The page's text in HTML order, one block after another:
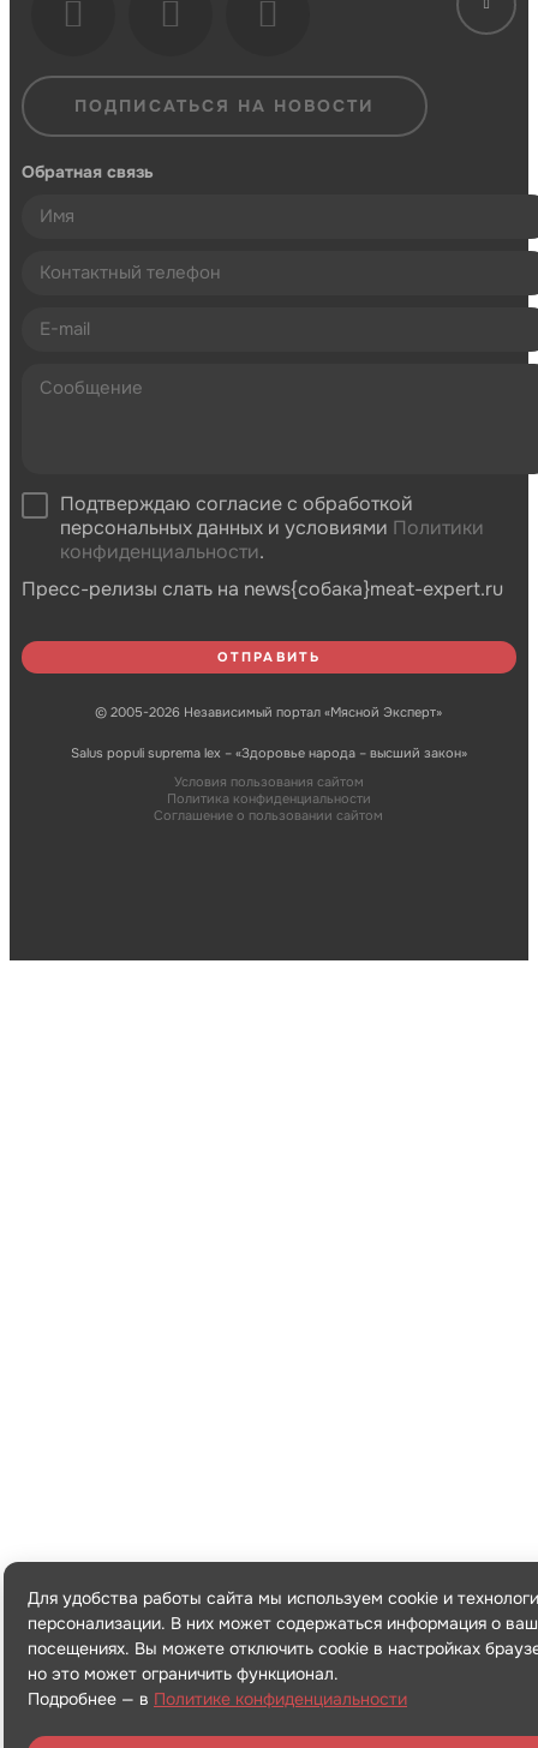
ПОДПИСАТЬСЯ НА НОВОСТИ
Обратная связь
Подтверждаю согласие с обработкой
персональных данных и условиями Политики
конфиденциальности.
Пресс-релизы слать на news{собака}meat-expert.ru
© 2005-2026 Независимый портал «Мясной Эксперт»
Salus populi suprema lex – «Здоровье народа – высший закон»
Условия пользования сайтом
Политика конфиденциальности
Соглашение о пользовании сайтом
Для удобства работы сайта мы используем cookie и
персонализации. В них может содержаться информация о
посещениях. Вы можете отключить cookie в настройках
но это может ограничить функционал.
Подробнее — в Политике конфиденциальности